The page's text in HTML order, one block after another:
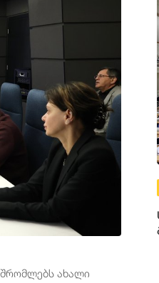
ახალი